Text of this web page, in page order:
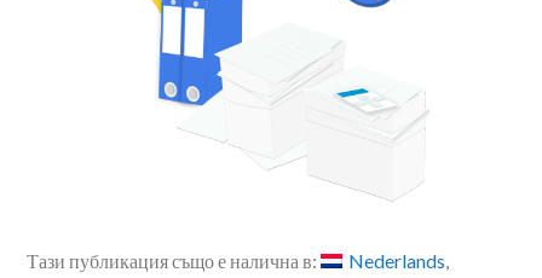
Тази публикация също е налична в:
Nederlands